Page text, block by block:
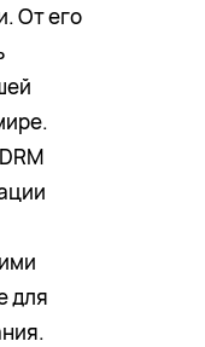
От его
для